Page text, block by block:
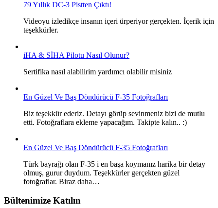
79 Yıllık DC-3 Pistten Çıktı!
Videoyu izledikçe insanın içeri ürperiyor gerçekten. İçerik için
teşekkürler.
iHA & SİHA Pilotu Nasıl Olunur?
Sertifika nasıl alabilirim yardımcı olabilir misiniz
En Güzel Ve Baş Döndürücü F-35 Fotoğrafları
Biz teşekkür ederiz. Detayı görüp sevinmeniz bizi de mutlu
etti. Fotoğraflara ekleme yapacağım. Takipte kalın.. :)
En Güzel Ve Baş Döndürücü F-35 Fotoğrafları
Türk bayrağı olan F-35 i en başa koymanız harika bir detay
olmuş, gurur duydum. Teşekkürler gerçekten güzel
fotoğraflar. Biraz daha…
Bültenimize Katılın